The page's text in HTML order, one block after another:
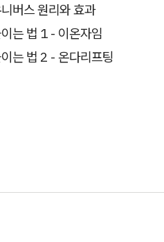
버스 원리와 효과
는 법 1 - 이온자임
는 법 2 - 온다리프팅